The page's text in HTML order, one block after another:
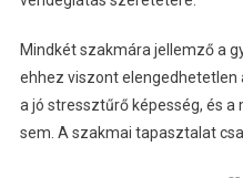
Mindkét szakmára jellemző a
ehhez viszont elengedhetetlen
a jó stressztűrő képesség, és
sem. A szakmai tapasztalat